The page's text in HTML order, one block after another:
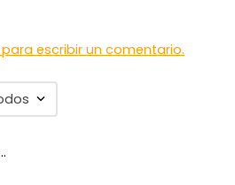
escribir un comentario.